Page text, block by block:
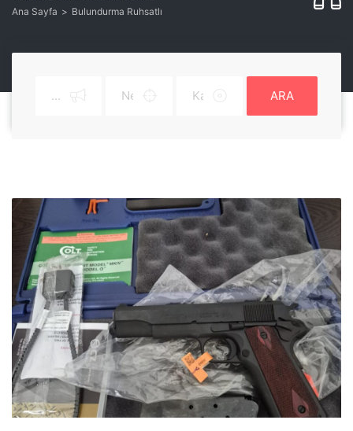
Ana Sayfa Bulundurma Ruhsatlı
ARA